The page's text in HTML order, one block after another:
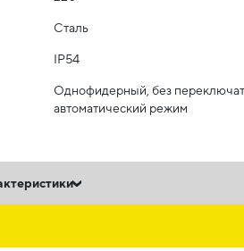
Сталь
IP54
Однофидерный, без
автоматический режим